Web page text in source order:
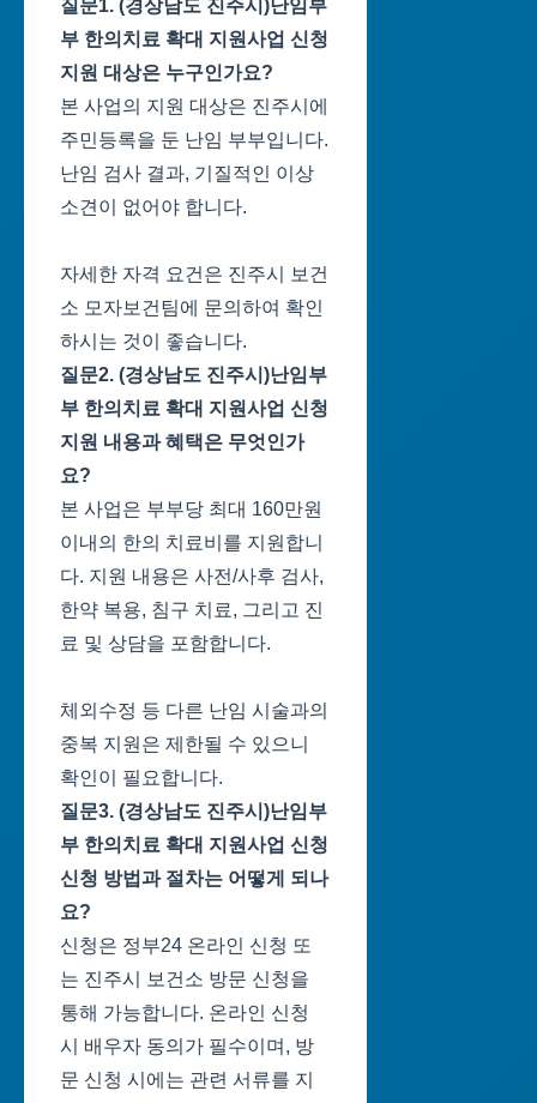
질문1. (경상남도 진주시)난임부
부 한의치료 확대 지원사업 신청
지원 대상은 누구인가요?
본 사업의 지원 대상은 진주시에
주민등록을 둔 난임 부부입니다.
난임 검사 결과, 기질적인 이상
소견이 없어야 합니다.
자세한 자격 요건은 진주시 보건
소 모자보건팀에 문의하여 확인
하시는 것이 좋습니다.
질문2. (경상남도 진주시)난임부
부 한의치료 확대 지원사업 신청
지원 내용과 혜택은 무엇인가
요?
본 사업은 부부당 최대 160만원
이내의 한의 치료비를 지원합니
다. 지원 내용은 사전/사후 검사,
한약 복용, 침구 치료, 그리고 진
료 및 상담을 포함합니다.
체외수정 등 다른 난임 시술과의
중복 지원은 제한될 수 있으니
확인이 필요합니다.
질문3. (경상남도 진주시)난임부
부 한의치료 확대 지원사업 신청
신청 방법과 절차는 어떻게 되나
요?
신청은 정부24 온라인 신청 또
는 진주시 보건소 방문 신청을
통해 가능합니다. 온라인 신청
시 배우자 동의가 필수이며, 방
문 신청 시에는 관련 서류를 지